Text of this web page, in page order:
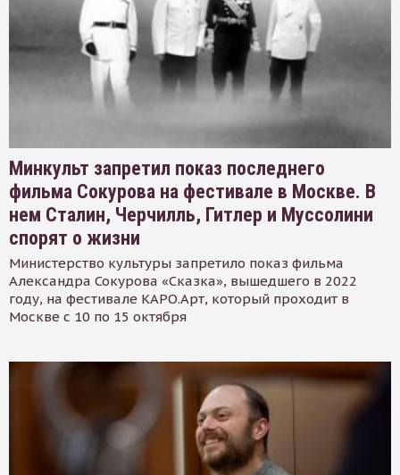
Минкульт запретил показ последнего
фильма Сокурова на фестивале в Москве. В
нем Сталин, Черчилль, Гитлер и Муссолини
спорят о жизни
Министерство культуры запретило показ фильма
Александра Сокурова «Сказка», вышедшего в 2022
году, на фестивале КАРО.Арт, который проходит в
Москве с 10 по 15 октября